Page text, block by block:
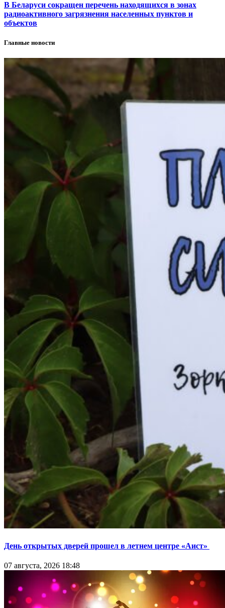
В Беларуси сокращен перечень находящихся в зонах
радиоактивного загрязнения населенных пунктов и
объектов
Главные новости
День открытых дверей прошел в летнем центре «Аист»
07 августа, 2026 18:48